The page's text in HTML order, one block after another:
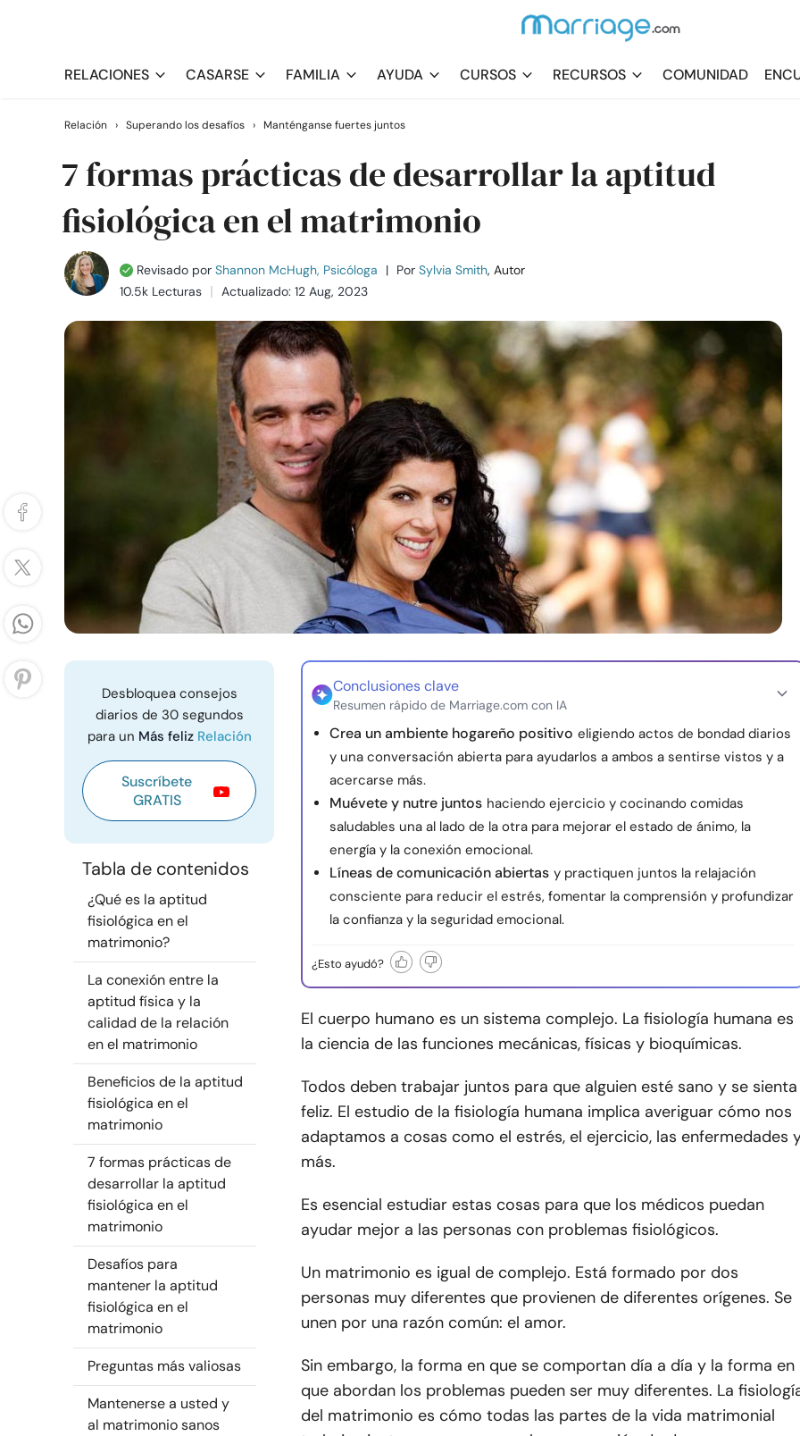
RELACIONES CASARSE FAMILIA AYUDA CURSOS RECURSOS COMUNIDAD
Relación › Superando los desafíos › Manténganse fuertes juntos
7 formas prácticas de desarrollar la aptitud
fisiológica en el matrimonio
Revisado por Shannon McHugh, Psicóloga | Por Sylvia Smith, Autor
10.5k Lecturas
Actualizado: 12 Aug, 2023
Desbloquea consejos
diarios de 30 segundos
para un Más feliz Relación
Suscríbete
GRATIS
Tabla de contenidos
¿Qué es la aptitud
fisiológica en el
matrimonio?
La conexión entre la
aptitud física y la
calidad de la relación
en el matrimonio
Beneficios de la aptitud
fisiológica en el
matrimonio
7 formas prácticas de
desarrollar la aptitud
fisiológica en el
matrimonio
Desafíos para
mantener la aptitud
fisiológica en el
matrimonio
Preguntas más valiosas
Mantenerse a usted y
al matrimonio sanos
Conclusiones clave
Resumen rápido de Marriage.com con IA
Crea un ambiente hogareño positivo eligiendo actos de bondad diarios
y una conversación abierta para ayudarlos a ambos a sentirse vistos y a
acercarse más.
Muévete y nutre juntos haciendo ejercicio y cocinando comidas
saludables una al lado de la otra para mejorar el estado de ánimo, la
energía y la conexión emocional.
Líneas de comunicación abiertas y practiquen juntos la relajación
consciente para reducir el estrés, fomentar la comprensión y profundizar
la confianza y la seguridad emocional.
¿Esto ayudó?
El cuerpo humano es un sistema complejo. La fisiología humana es
la ciencia de las funciones mecánicas, físicas y bioquímicas.
Todos deben trabajar juntos para que alguien esté sano y se sienta
feliz. El estudio de la fisiología humana implica averiguar cómo nos
adaptamos a cosas como el estrés, el ejercicio, las enfermedades
más.
Es esencial estudiar estas cosas para que los médicos puedan
ayudar mejor a las personas con problemas fisiológicos.
Un matrimonio es igual de complejo. Está formado por dos
personas muy diferentes que provienen de diferentes orígenes. Se
unen por una razón común: el amor.
Sin embargo, la forma en que se comportan día a día y la forma en
que abordan los problemas pueden ser muy diferentes. La
del matrimonio es cómo todas las partes de la vida matrimonial